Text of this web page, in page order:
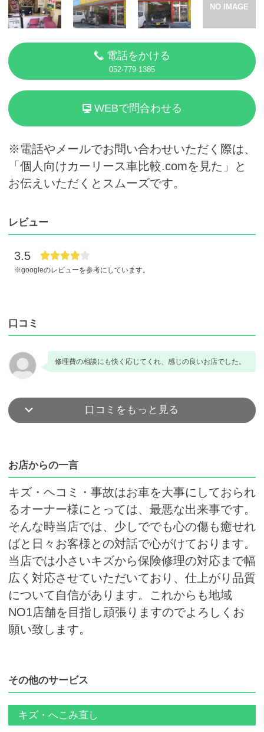
電話をかける
052-779-1385
WEBで問合わせる
※電話やメールでお問い合わせいただく際は、
「個人向けカーリース車比較.comを見た」と
お伝えいただくとスムーズです。
レビュー
3.5
※googleのレビューを参考にしています。
口コミ
修理費の相談にも快く応じてくれ、感じの良いお店でした。
口コミをもっと見る
お店からの一言
キズ・ヘコミ・事故はお車を大事にしておられ
るオーナー様にとっては、最悪な出来事です。
そんな時当店では、少しででも心の傷も癒せれ
ばと日々お客様との対話で心がけております。
当店では小さいキズから保険修理の対応まで幅
広く対応させていただいており、仕上がり品質
について自信があります。これからも地域
NO1店舗を目指し頑張りますのでよろしくお
願い致します。
その他のサービス
キズ・へこみ直し